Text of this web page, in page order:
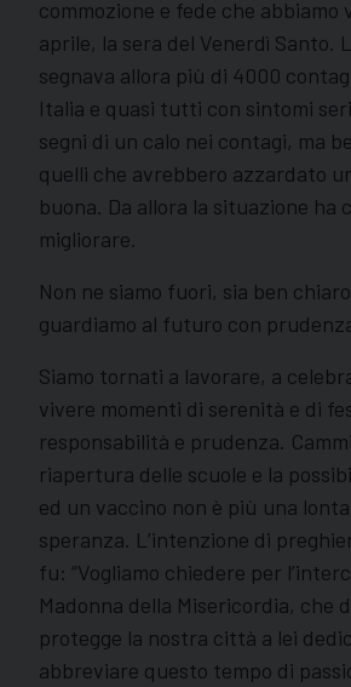
commozione e fede che abbiamo
aprile, la sera del Venerdì Santo.
segnava allora più di 4000
Italia e quasi tutti con sintomi
segni di un calo nei contagi, ma
quelli che avrebbero azzardato
buona. Da allora la situazione ha
migliorare.
Non ne siamo fuori, sia ben
guardiamo al futuro con
Siamo tornati a lavorare, a
vivere momenti di serenità e di
responsabilità e prudenza.
riapertura delle scuole e la
ed un vaccino non è più una
speranza. L’intenzione di
fu: “Vogliamo chiedere per
Madonna della Misericordia, che
protegge la nostra città a lei
abbreviare questo tempo di